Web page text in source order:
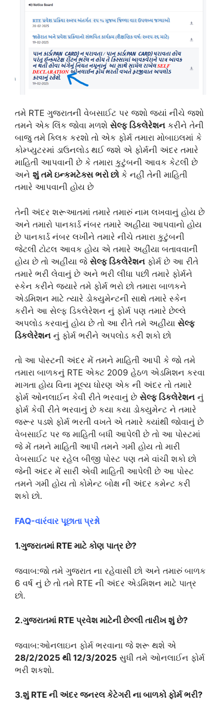
તમે RTE ગુજરાતની વેબસાઈટ પર જશો જ્યાં નીચે જશો
તમને એક લિંક જોવા મળશે સેલ્ફ ડિકલેરેશન કરીને તેની
બાજુ તમે ક્લિક કરશો તો એક ફોર્મ તમારા મોબાઇલમાં કે
કોમ્પ્યુટરમાં ડાઉનલોડ થઈ જશે એ ફોર્મની અંદર તમારે
માહિતી આપવાની છે કે તમારા કુટુંબની આવક કેટલી છે
અને શું તમે ઇન્કમટેક્સ ભરો છોકે નહીં તેની માહિતી
તમારે આપવાની હોય છે
તેની અંદર શરૂઆતમાં તમારે તમારું નામ લખવાનું હોય છે
અને તમારો પાનકાર્ડ નંબર તમારે અહીંયા આપવાનો હોય
છે પાનકાર્ડ નંબર લખીને તમારે નીચે તમારા કુટુંબની
જેટલી ટોટલ આવક હોય એ તમારે અહીંયા બતાવવાની
હોય છે તો અહીંયા જે સેલ્ફ ડિકલેરેશન ફોર્મ છે આ રીતે
તમારે ભરી લેવાનું છે અને ભરી લીધા પછી તમારે ફોર્મને
સ્કેન કરીને જ્યારે તમે ફોર્મ ભરો છો તમારા બાળકને
એડમિશન માટે ત્યારે ડોક્યુમેન્ટની સાથે તમારે સ્કેન
કરીને આ સેલ્ફ ડિકલેરેશન નું ફોર્મ પણ તમારે છેલ્લે
અપલોડ કરવાનું હોય છે તો આ રીતે તમે અહીંયા સેલ્ફ
ડિકલેરેશન નું ફોર્મ ભરીને અપલોડ કરી શકો છો
તો આ પોસ્ટની અંદર મેં તમને માહિતી આપી કે જો તમે
તમારા બાળકનું RTE એક્ટ 2009 હેઠળ એડમિશન કરવા
માગતા હોય વિના મૂલ્ય ધોરણ એક ની અંદર તો તમારે
ફોર્મ ઓનલાઈન કેવી રીતે ભરવાનું છે સેલ્ફ ડિકલેરેશન નું
ફોર્મ કેવી રીતે ભરવાનું છે કયા કયા ડોક્યુમેન્ટ ને તમારે
જરૂર પડશે ફોર્મ ભરતી વખતે એ તમારે ક્યાંથી જોવાનું છે
વેબસાઈટ પર જ માહિતી બધી આપેલી છે તો આ પોસ્ટમાં
જે મેં તમને માહિતી આપી તમને ગમી હોય તો મારી
વેબસાઈટ પર રહેલ બીજી પોસ્ટ પણ તમે વાંચી શકો છો
જેની અંદર મેં સારી એવી માહિતી આપેલી છે આ પોસ્ટ
તમને ગમી હોય તો કોમેન્ટ બોક્ષ ની અંદર કમેન્ટ કરી
શકો છો.
FAQ-વારંવાર પૂછાતા પ્રશ્નો
1.ગુજરાતમાં RTE માટે કોણ પાત્ર છે?
જવાબ:જો તમે ગુજરાત ના રહેવાસી છો અને તમારું બાળક
6 વર્ષ નું છે તો તમે RTE ની અંદર એડમિશન માટે પાત્ર
છો.
2.ગુજરાતમાં RTE પ્રવેશ માટેની છેલ્લી તારીખ શું છે?
જવાબ:ઓનલાઇન ફોર્મ ભરવાના જે શરૂ થશે એ
28/2/2025 થી 12/3/2025 સુધી તમે ઓનલાઈન ફોર્મ
ભરી શકશો.
3.શું RTE ની અંદર જનરલ કેટેગરી ના બાળકો ફોર્મ ભરી?